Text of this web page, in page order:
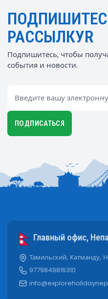
РАССЫЛКУR
Подпишитесь, чтобы
события и новости.
ПОДПИСАТЬСЯ
Главный офис,
Тамильский, Катманду,
9779849816310